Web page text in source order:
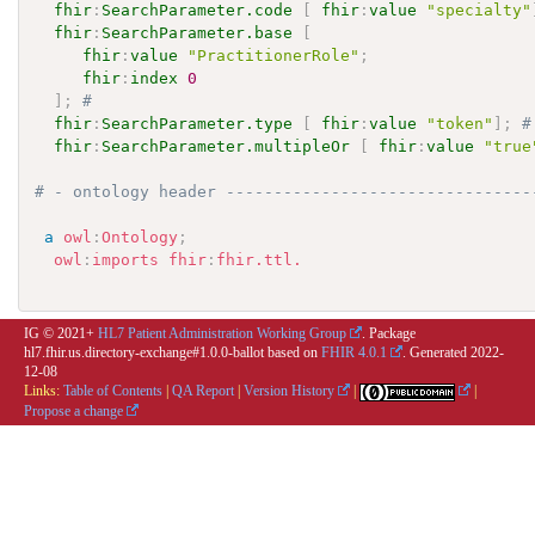
fhir : SearchParameter.code fhir :value "specialty"
fhir : SearchParameter.base
fhir :value "PractitionerRole" ;
fhir : index
0
;
#
fhir : SearchParameter.type fhir :value "token" ;
fhir : SearchParameter.multipleOr fhir :value
# - ontology header
a owl :Ontology ;
owl : imports fhir : fhir.ttl.
IG © 2021+ HL7 Patient Administration Working Group
. Package
hl7.fhir.us.directory-exchange#1.0.0-ballot based on FHIR 4.0.1 . Generated 2022-
12-08
Links: Table of Contents QA Report Version History
Propose a change